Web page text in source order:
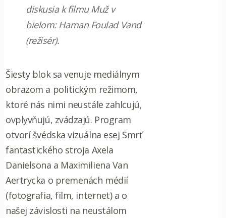
diskusia k filmu Muž v
bielom: Haman Foulad Vand
(režisér).
Šiesty blok sa venuje mediálnym
obrazom a politickým režimom,
ktoré nás nimi neustále zahlcujú,
ovplyvňujú, zvádzajú. Program
otvorí švédska vizuálna esej Smrť
fantastického stroja Axela
Danielsona a Maximiliena Van
Aertrycka o premenách médií
(fotografia, film, internet) a o
našej závislosti na neustálom